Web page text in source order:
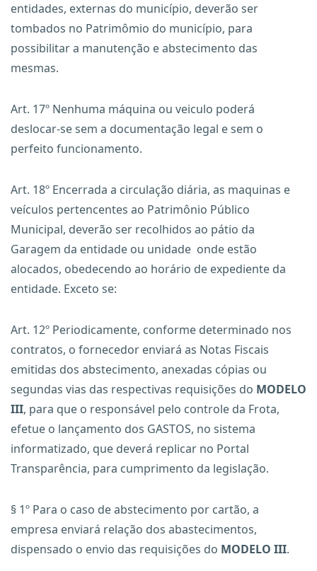
entidades, externas do município, deverão ser
tombados no Patrimômio do município, para
possibilitar a manutenção e abstecimento das
mesmas.
Art. 17º Nenhuma máquina ou veiculo poderá
deslocar-se sem a documentação legal e sem o
perfeito funcionamento.
Art. 18º Encerrada a circulação diária, as maquinas e
veículos pertencentes ao Patrimônio Público
Municipal, deverão ser recolhidos ao pátio da
Garagem da entidade ou unidade onde estão
alocados, obedecendo ao horário de expediente da
entidade. Exceto se:
Art. 12º Periodicamente, conforme determinado nos
contratos, o fornecedor enviará as Notas Fiscais
emitidas dos abstecimento, anexadas cópias ou
segundas vias das respectivas requisições do MODELO
III, para que o responsável pelo controle da Frota,
efetue o lançamento dos GASTOS, no sistema
informatizado, que deverá replicar no Portal
Transparência, para cumprimento da legislação.
§ 1º Para o caso de abstecimento por cartão, a
empresa enviará relação dos abastecimentos,
dispensado o envio das requisições do MODELO III.